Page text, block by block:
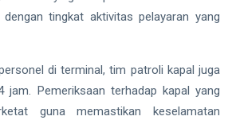
tingkat aktivitas pelayaran yang
di terminal, tim patroli kapal juga
jam. Pemeriksaan terhadap kapal yang
guna memastikan keselamatan